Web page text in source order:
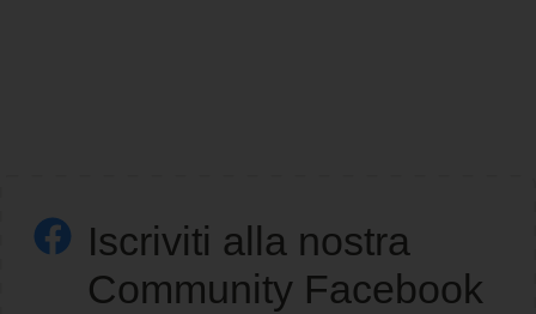
Iscriviti alla nostra
Community Facebook